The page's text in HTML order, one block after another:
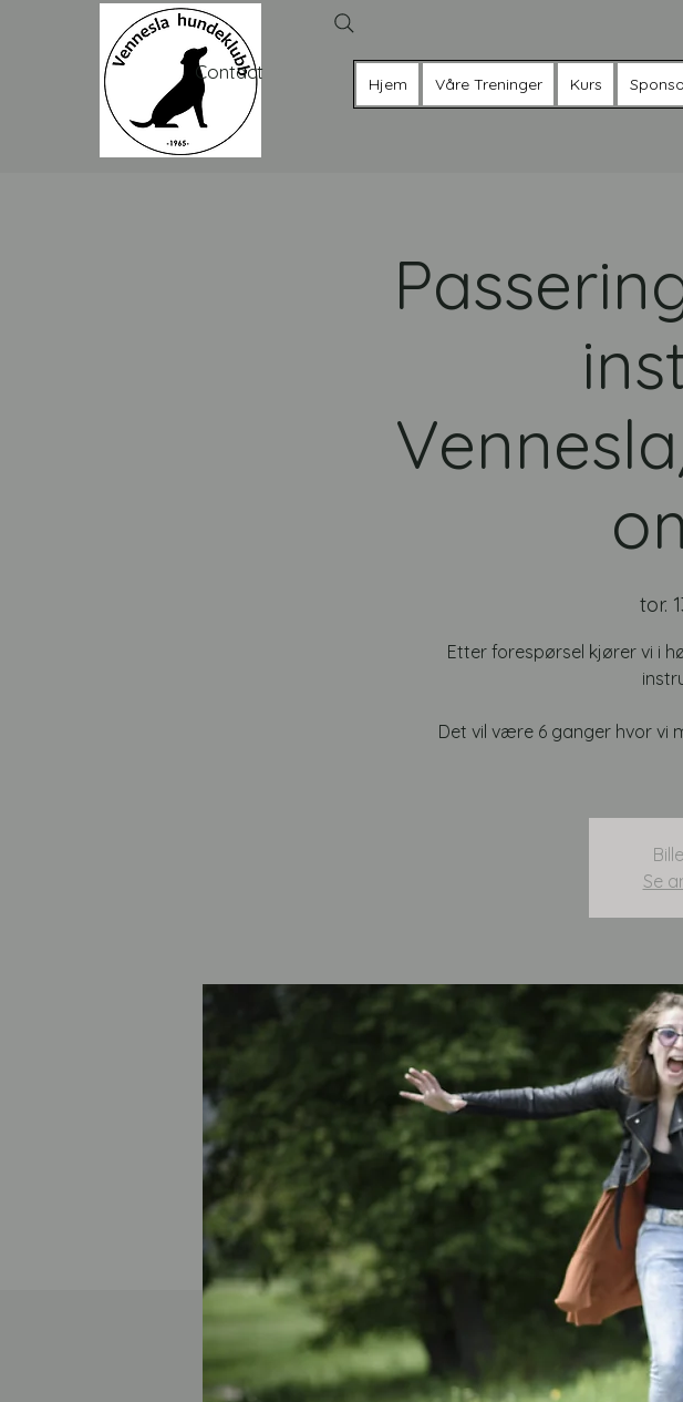
Contact
Hjem Våre Treninger Kurs
tor.
Etter forespørsel kjører vi i
Det vil være 6 ganger hvor vi
Se